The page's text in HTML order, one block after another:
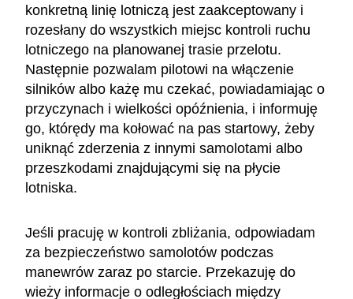
konkretną linię lotniczą jest zaakceptowany i
rozesłany do wszystkich miejsc kontroli ruchu
lotniczego na planowanej trasie przelotu.
Następnie pozwalam pilotowi na włączenie
silników albo każę mu czekać, powiadamiając o
przyczynach i wielkości opóźnienia, i informuję
go, którędy ma kołować na pas startowy, żeby
uniknąć zderzenia z innymi samolotami albo
przeszkodami znajdującymi się na płycie
lotniska.
Jeśli pracuję w kontroli zbliżania, odpowiadam
za bezpieczeństwo samolotów podczas
manewrów zaraz po starcie. Przekazuję do
wieży informacje o odległościach między